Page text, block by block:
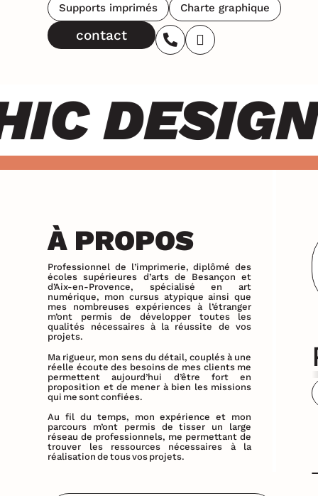
Supports imprimés Charte graphique
contact
DESIGN
À PROPOS
Professionnel de l’imprimerie, diplômé des
écoles supérieures d’arts de Besançon et
d’Aix-en-Provence, spécialisé en art
numérique, mon cursus atypique ainsi que
mes nombreuses expériences à l’étranger
m’ont permis de développer toutes les
qualités nécessaires à la réussite de vos
projets.
Ma rigueur, mon sens du détail, couplés à une
réelle écoute des besoins de mes clients me
permettent aujourd’hui d’être fort en
proposition et de mener à bien les missions
qui me sont confiées.
Au fil du temps, mon expérience et mon
parcours m’ont permis de tisser un large
réseau de professionnels, me permettant de
trouver les ressources nécessaires à la
réalisation de tous vos projets.